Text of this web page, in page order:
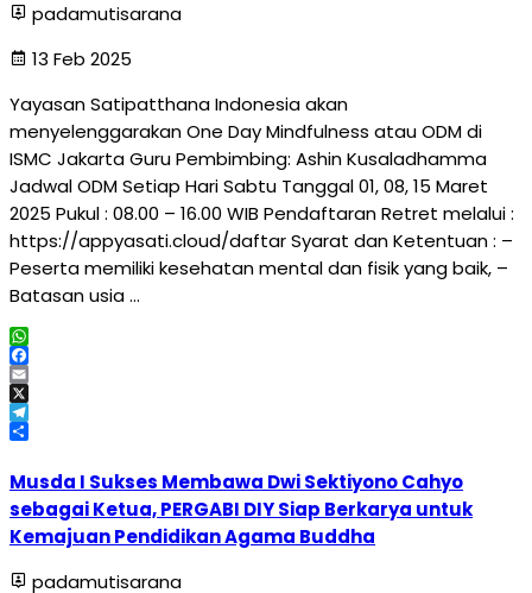
padamutisarana
13 Feb 2025
Yayasan Satipatthana Indonesia akan
menyelenggarakan One Day Mindfulness atau ODM di
ISMC Jakarta Guru Pembimbing: Ashin Kusaladhamma
Jadwal ODM Setiap Hari Sabtu Tanggal 01, 08, 15 Maret
2025 Pukul : 08.00 – 16.00 WIB Pendaftaran Retret melalui :
https://appyasati.cloud/daftar Syarat dan Ketentuan : –
Peserta memiliki kesehatan mental dan fisik yang baik, –
Batasan usia …
WhatsApp
Facebook
Email
X
Telegram
Musda I Sukses Membawa Dwi Sektiyono Cahyo
sebagai Ketua, PERGABI DIY Siap Berkarya untuk
Kemajuan Pendidikan Agama Buddha
padamutisarana